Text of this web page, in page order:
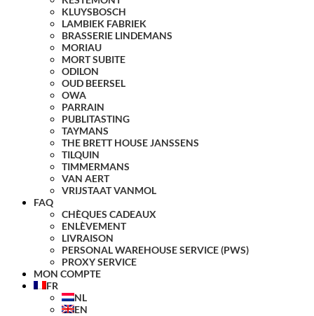
KLUYSBOSCH
LAMBIEK FABRIEK
BRASSERIE LINDEMANS
MORIAU
MORT SUBITE
ODILON
OUD BEERSEL
OWA
PARRAIN
PUBLITASTING
TAYMANS
THE BRETT HOUSE JANSSENS
TILQUIN
TIMMERMANS
VAN AERT
VRIJSTAAT VANMOL
FAQ
CHÈQUES CADEAUX
ENLÈVEMENT
LIVRAISON
PERSONAL WAREHOUSE SERVICE (PWS)
PROXY SERVICE
MON COMPTE
FR
NL
EN